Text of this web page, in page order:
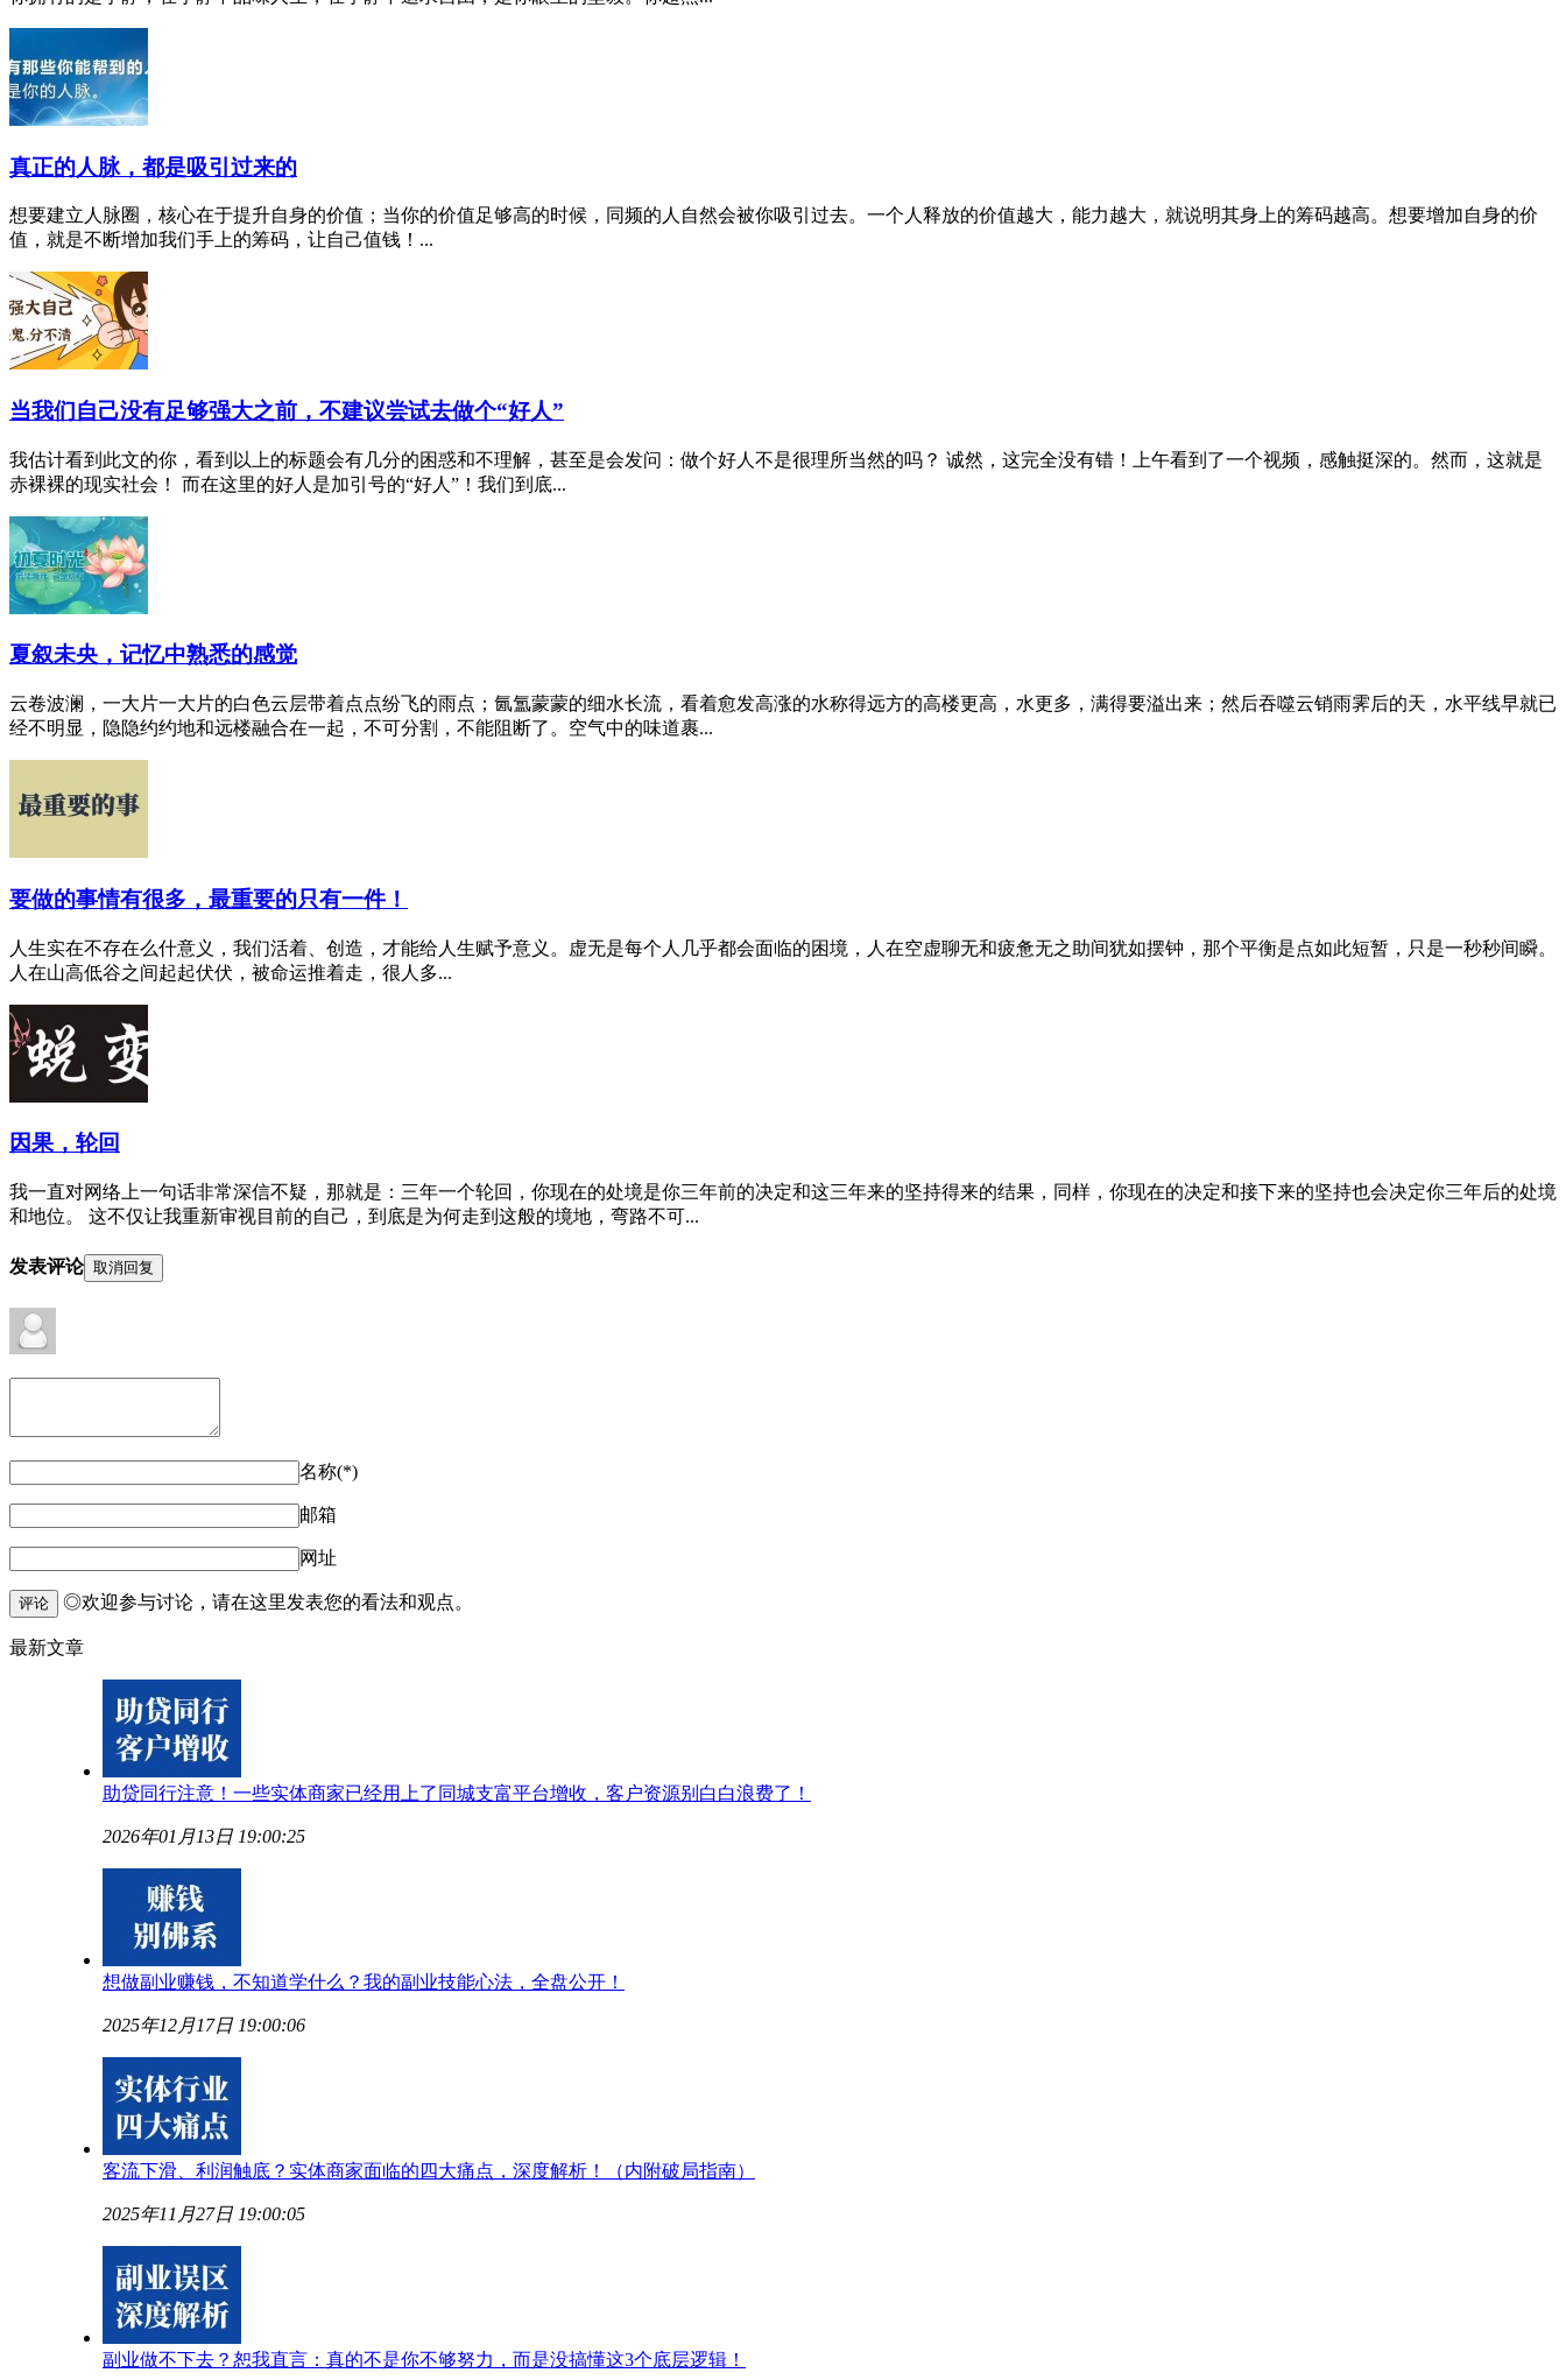
真正的人脉，都是吸引过来的
想要建立人脉圈，核心在于提升自身的价值；当你的价值足够高的时候，同频的人自然会被你吸引过去。一个人释放的价值越大，能力越大，就说明其身上的筹码越高。想要增加自身的价
值，就是不断增加我们手上的筹码，让自己值钱！...
当我们自己没有足够强大之前，不建议尝试去做个“好人”
我估计看到此文的你，看到以上的标题会有几分的困惑和不理解，甚至是会发问：做个好人不是很理所当然的吗？ 诚然，这完全没有错！上午看到了一个视频，感触挺深的。然而，这就是
赤裸裸的现实社会！ 而在这里的好人是加引号的“好人”！我们到底...
夏叙未央，记忆中熟悉的感觉
云卷波澜，一大片一大片的白色云层带着点点纷飞的雨点；氤氲蒙蒙的细水长流，看着愈发高涨的水称得远方的高楼更高，水更多，满得要溢出来；然后吞噬云销雨霁后的天，水平线早就已
经不明显，隐隐约约地和远楼融合在一起，不可分割，不能阻断了。空气中的味道裹...
要做的事情有很多，最重要的只有一件！
人生实在不存在么什‬意义，我们活着、创造，才‬能给人生‬赋予意义。‬虚无是每个人几乎都会面临的‬困境，人在空虚聊无‬和疲惫无之助‬间犹如摆钟‬，那个平衡是点‬如此短暂，只是一秒秒间瞬‬。
人在山高‬低谷之间起起伏伏‬，被命‬运推着走，很人多‬...
因果，轮回
我一直对网络上一句话非常深信不疑，那就是：三年一个轮回，你现在的处境是你三年前的决定和这三年来的坚持得来的结果，同样，你现在的决定和接下来的坚持也会决定你三年后的处境
和地位。 这不仅让我重新审视目前的自己，到底是为何走到这般的境地，弯路不可...
发表评论 取消回复
名称(*)
邮箱
网址
评论 ◎欢迎参与讨论，请在这里发表您的看法和观点。
最新文章
助贷同行注意！一些实体商家已经用上了同城支富平台增收，客户资源别白白浪费了！
2026年01月13日 19:00:25
想做副业赚钱，不知道学什么？我的副业技能心法，全盘公开！
2025年12月17日 19:00:06
客流下滑、利润触底？实体商家面临的四大痛点，深度解析！（内附破局指南）
2025年11月27日 19:00:05
副业做不下去？恕我直言：真的不是你不够努力，而是没搞懂这3个底层逻辑！